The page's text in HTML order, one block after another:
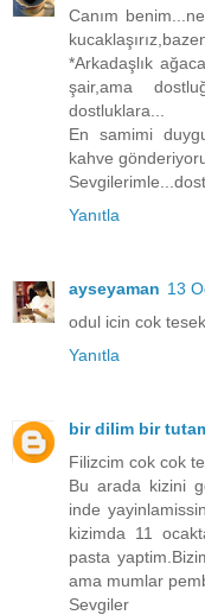
Canım
*Arkadaşlık
şair,ama
dostluklara...
En samimi
kahve
Yanıtla
ayseyaman 13
odul icin cok
Yanıtla
bir dilim bir
Filizcim cok cok
Bu arada kizini
inde
kizimda 11
pasta
ama mumlar
Sevgiler